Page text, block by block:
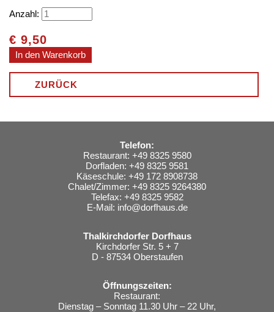
Anzahl:
€ 9,50
ZURÜCK
Telefon:
Restaurant: +49 8325 9580
Dorfladen: +49 8325 9581
Käseschule: +49 172 8908738
Chalet/Zimmer: +49 8325 9264380
Telefax: +49 8325 9582
E-Mail: info@dorfhaus.de
Thalkirchdorfer Dorfhaus
Kirchdorfer Str. 5 + 7
D - 87534 Oberstaufen
Öffnungszeiten:
Restaurant:
Dienstag – Sonntag 11.30 Uhr – 22 Uhr,